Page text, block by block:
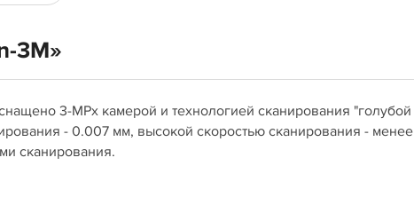
3M»
3-MPx камерой и технологией сканирования "голубой
- 0.007 мм, высокой скоростью сканирования - менее
сканирования.